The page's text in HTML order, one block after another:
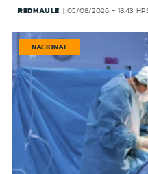
REDMAULE 05/08/2026 - 18:43
NACIONAL